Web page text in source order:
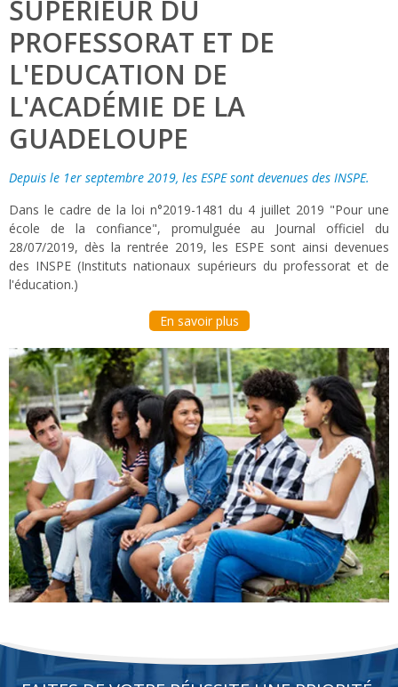
SUPÉRIEUR DU
PROFESSORAT ET DE
L'EDUCATION DE
L'ACADÉMIE DE LA
GUADELOUPE
Depuis le 1er septembre 2019, les ESPE sont devenues des INSPE.
Dans le cadre de la loi n°2019-1481 du 4 juillet 2019 "Pour une
école de la confiance", promulguée au Journal officiel du
28/07/2019, dès la rentrée 2019, les ESPE sont ainsi devenues
des INSPE (Instituts nationaux supérieurs du professorat et de
l'éducation.)
En savoir plus